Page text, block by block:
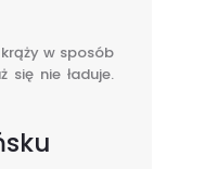
w sposób
nie ładuje.